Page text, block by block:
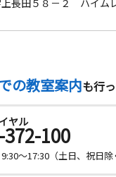
の教室案内も行
ヤル
100
9:30～17:30（土日、祝日除